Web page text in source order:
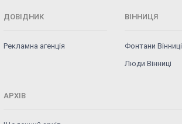
ДОВІДНИК
Рекламна агенція
ВІННИЦЯ
Фонтани Вінниці
Люди Вінниці
АРХІВ